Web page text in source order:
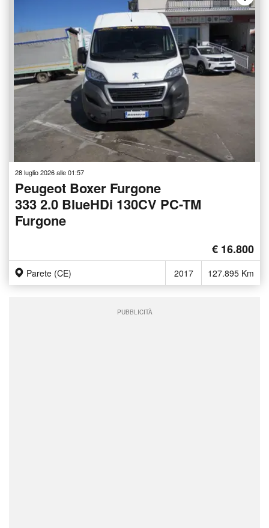
28 luglio 2026 alle 01:57
Peugeot Boxer Furgone
333 2.0 BlueHDi 130CV PC-TM
Furgone
€ 16.800
Parete (CE) 2017 127.895 Km
PUBBLICITÀ